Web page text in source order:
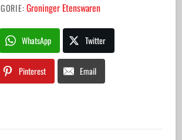
Groninger Etenswaren
WhatsApp Twitter
Pinterest Email